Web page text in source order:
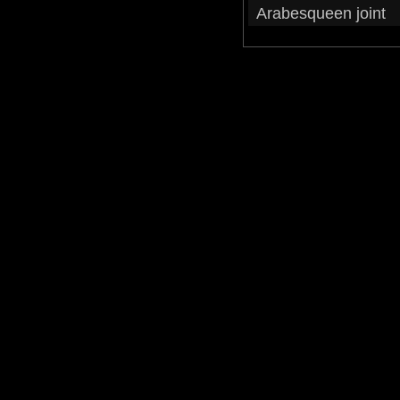
Arabesqueen joint